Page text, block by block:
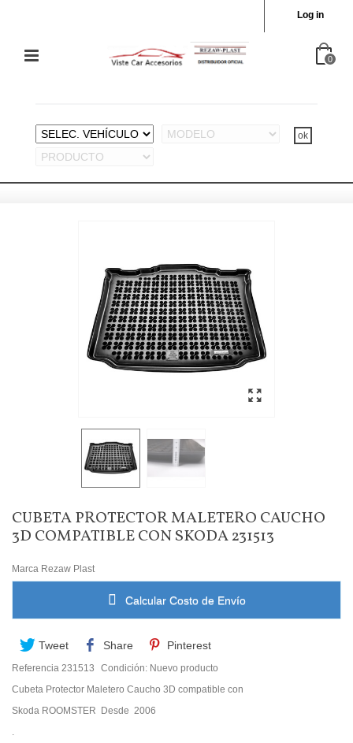
Log in
0
CUBETA PROTECTOR MALETERO CAUCHO
3D COMPATIBLE CON SKODA 231513
Marca Rezaw Plast
Calcular Costo de Envío
Tweet Share Pinterest
Referencia 231513 Condición: Nuevo producto
Cubeta Protector Maletero Caucho 3D compatible con
Skoda ROOMSTER Desde 2006
.